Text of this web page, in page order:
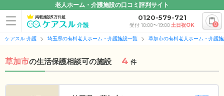
老人ホーム・介護施設の口コミ評判サイト
掲載施設5万件超 0120-579-721
受付 10:00〜19:00土日祝OK 0
ケアスル 介護 埼玉県の有料老人ホーム・介護施設一覧 草加市の有料老人ホーム・介護
草加市の生活保護相談可の施設 4 件